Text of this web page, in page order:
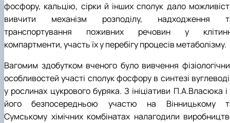
фосфору, кальцію, сірки й інших сполук дало
вивчити механізм розподілу, надходження
транспортування поживних речовин у
компартменти, участь їх у перебігу процесів метаболізму.
Вагомим здобутком вченого було вивчення
особливостей участі сполук фосфору в синтезі
у рослинах цукрового буряка. З ініціативи П.А.Власюка і
його безпосередньою участю на Вінницькому
Сумському хімічних комбінатах налагодили